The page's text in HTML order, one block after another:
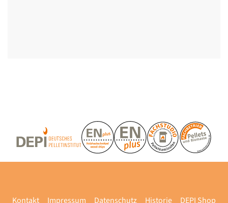
Kontakt Impressum Datenschutz Historie DEPI Shop